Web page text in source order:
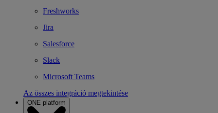
Freshworks
Jira
Salesforce
Slack
Microsoft Teams
Az összes integráció megtekintése
ONE platform